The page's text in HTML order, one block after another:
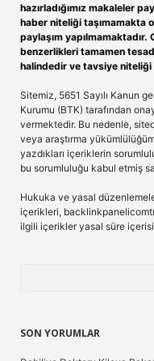
hazırladığımız makaleler
haber niteliği taşımamakta
paylaşım
benzerlikleri tamamen
halindedir ve tavsiye niteliği
Sitemiz, 5651 Sayılı Kanun
Kurumu (BTK) tarafından
vermektedir. Bu nedenle,
veya araştırma
yazdıkları içeriklerin
bu sorumluluğu kabul etmiş
Hukuka ve yasal
içerikleri,
ilgili içerikler yasal süre
SON YORUMLAR